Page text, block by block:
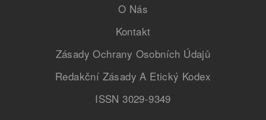
O Nás
Kontakt
Zásady Ochrany Osobních Údajů
Redakční Zásady A Etický Kodex
ISSN 3029-9349